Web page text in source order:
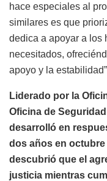
hace especiales al
similares es que
dedica a apoyar a los
necesitados,
apoyo y la
Liderado por la
Oficina de
desarrolló en
dos años en octubre
descubrió que el
justicia mientras